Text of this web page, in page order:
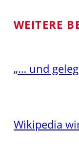
WEITERE
„… und
Wikipedia